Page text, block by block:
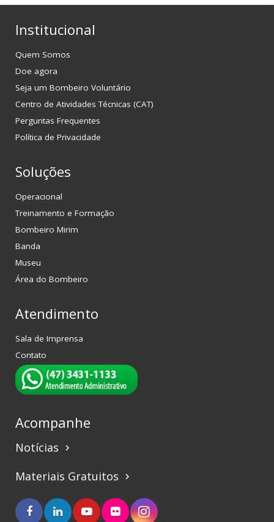
Institucional
Quem Somos
Doe agora
Seja um Bombeiro Voluntário
Centro de Atividades Técnicas (CAT)
Perguntas Frequentes
Política de Privacidade
Soluções
Operacional
Treinamento e Formação
Bombeiro Mirim
Banda
Museu
Área do Bombeiro
Atendimento
Sala de Imprensa
Contato
Acompanhe
Notícias keyboard_arrow_right
Materiais Gratuitos keyboard_arrow_right